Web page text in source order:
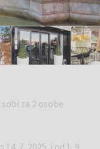
za 2 osobe